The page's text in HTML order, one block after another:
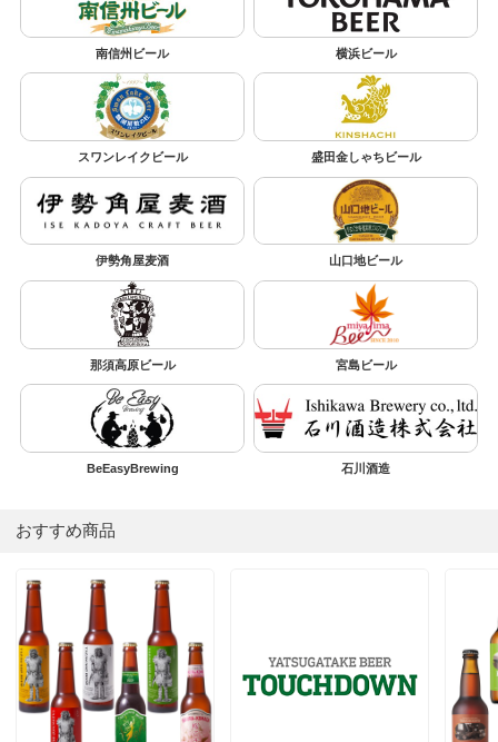
南信州ビール 横浜ビール
スワンレイクビール 盛田金しゃちビール
伊勢角屋麦酒 山口地ビール
那須高原ビール 宮島ビール
BeEasyBrewing 石川酒造
おすすめ商品